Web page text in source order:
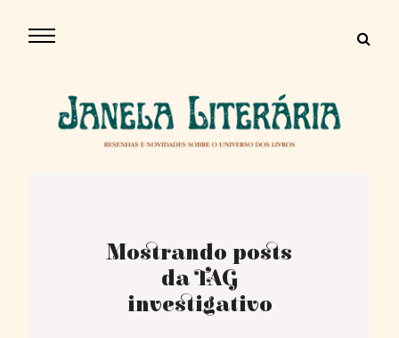
Mostrando posts
da TAG
investigativo